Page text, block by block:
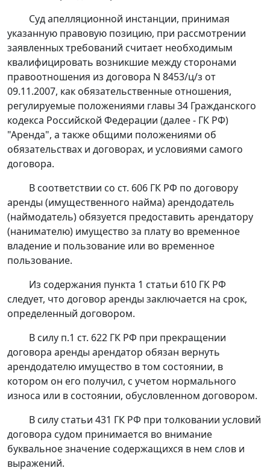
Суд апелляционной инстанции, принимая
указанную правовую позицию, при рассмотрении
заявленных требований считает необходимым
квалифицировать возникшие между сторонами
правоотношения из договора N 8453/ц/з от
09.11.2007, как обязательственные отношения,
регулируемые положениями главы 34 Гражданского
кодекса Российской Федерации (далее - ГК РФ)
"Аренда", а также общими положениями об
обязательствах и договорах, и условиями самого
договора.
В соответствии со ст. 606 ГК РФ по договору
аренды (имущественного найма) арендодатель
(наймодатель) обязуется предоставить арендатору
(нанимателю) имущество за плату во временное
владение и пользование или во временное
пользование.
Из содержания пункта 1 статьи 610 ГК РФ
следует, что договор аренды заключается на срок,
определенный договором.
В силу п.1 ст. 622 ГК РФ при прекращении
договора аренды арендатор обязан вернуть
арендодателю имущество в том состоянии, в
котором он его получил, с учетом нормального
износа или в состоянии, обусловленном договором.
В силу статьи 431 ГК РФ при толковании условий
договора судом принимается во внимание
буквальное значение содержащихся в нем слов и
выражений.